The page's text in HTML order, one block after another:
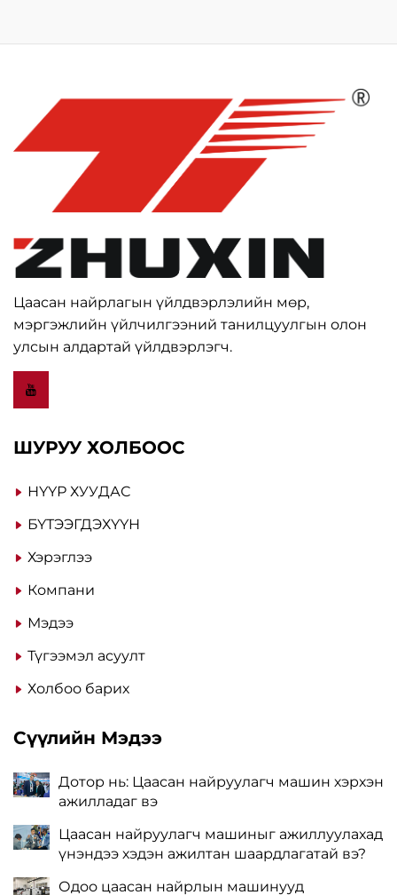
Цаасан найрлагын үйлдвэрлэлийн мөр,
мэргэжлийн үйлчилгээний танилцуулгын олон
улсын алдартай үйлдвэрлэгч.
ШУРУУ ХОЛБООС
НҮҮР ХУУДАС
БҮТЭЭГДЭХҮҮН
Хэрэглээ
Компани
Мэдээ
Түгээмэл асуулт
Холбоо барих
Сүүлийн Мэдээ
Дотор нь: Цаасан найруулагч машин хэрхэн
ажилладаг вэ
Цаасан найруулагч машиныг ажиллуулахад
үнэндээ хэдэн ажилтан шаардлагатай вэ?
Одоо цаасан найрлын машинууд